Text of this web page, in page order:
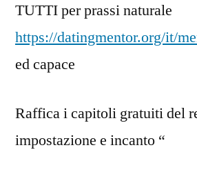
TUTTI per prassi naturale
https://datingmentor.org/it/
ed capace
Raffica i capitoli gratuiti del
impostazione e incanto “